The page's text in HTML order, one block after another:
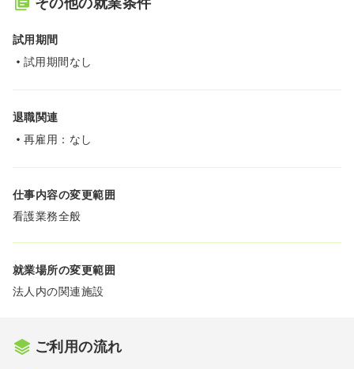
試用期間
試用期間なし
退職関連
再雇用：なし
仕事内容の変更範囲
看護業務全般
就業場所の変更範囲
法人内の関連施設
ご利用の流れ